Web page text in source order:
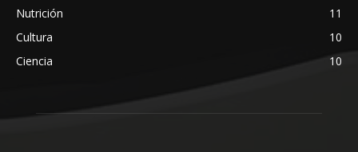
Nutrición
11
Cultura
10
Ciencia
10